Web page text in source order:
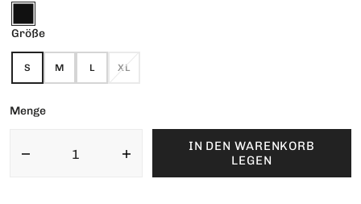
schwarz
Größe
SVARIANTE
AUSVERKAUFT
NICHT
MVARIANTE
AUSVERKAUFT
LVARIANTE
AUSVERKAUFT
XLVARIANTE
VERFÜGBAR
Menge
IN DEN WARENKORB
LEGEN